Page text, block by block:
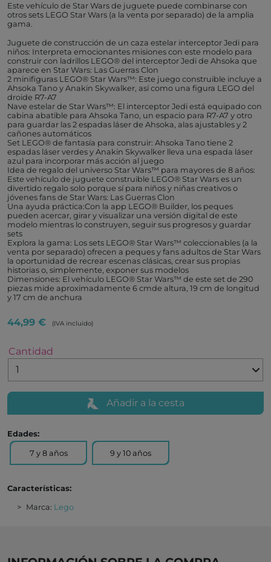
Este vehículo de Star Wars de juguete puede combinarse con
otros sets LEGO Star Wars (a la venta por separado) de la amplia
gama.
Juguete de construcción de un caza estelar interceptor Jedi para
niños: Interpreta emocionantes misiones con este modelo para
construir con ladrillos LEGO® del interceptor Jedi de Ahsoka que
aparece en Star Wars: Las Guerras Clon
2 minifiguras LEGO® Star Wars™: Este juego construible incluye a
Ahsoka Tano y Anakin Skywalker, así como una figura LEGO del
droide R7-A7
Nave estelar de Star Wars™: El interceptor Jedi está equipado con
cabina abatible para Ahsoka Tano, un espacio para R7-A7 y otro
para guardar las 2 espadas láser de Ahsoka, alas ajustables y 2
cañones automáticos
Set LEGO® de fantasía para construir: Ahsoka Tano tiene 2
espadas láser verdes y Anakin Skywalker lleva una espada láser
azul para incorporar más acción al juego
Idea de regalo del universo Star Wars™ para mayores de 8 años:
Este vehículo de juguete construible LEGO® Star Wars es un
divertido regalo solo porque sí para niños y niñas creativos o
jóvenes fans de Star Wars: Las Guerras Clon
Una ayuda práctica:Con la app LEGO® Builder, los peques
pueden acercar, girar y visualizar una versión digital de este
modelo mientras lo construyen, seguir sus progresos y guardar
sets
Explora la gama: Los sets LEGO® Star Wars™ coleccionables (a la
venta por separado) ofrecen a peques y fans adultos de Star Wars
la oportunidad de recrear escenas clásicas, crear sus propias
historias o, simplemente, exponer sus modelos
Dimensiones: El vehículo LEGO® Star Wars™ de este set de 290
piezas mide aproximadamente 6 cmde altura, 19 cm de longitud
y 17 cm de anchura
44,99 € (IVA incluido)
Cantidad
Añadir a la cesta
Edades:
7 y 8 años 9 y 10 años
Características:
Marca: Lego